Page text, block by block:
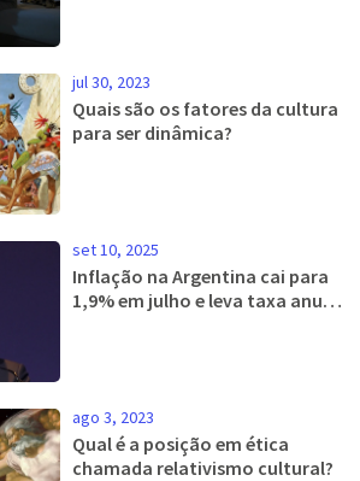
jul 30, 2023
Quais são os fatores da cultura
para ser dinâmica?
set 10, 2025
Inflação na Argentina cai para
1,9% em julho e leva taxa anual
ago 3, 2023
Qual é a posição em ética
chamada relativismo cultural?